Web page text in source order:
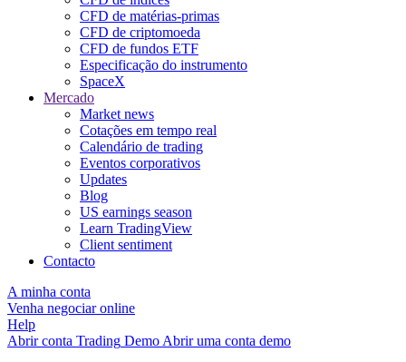
CFD de matérias-primas
CFD de criptomoeda
CFD de fundos ETF
Especificação do instrumento
SpaceX
Mercado
Market news
Cotações em tempo real
Calendário de trading
Eventos corporativos
Updates
Blog
US earnings season
Learn TradingView
Client sentiment
Contacto
A minha conta
Venha negociar online
Help
Abrir conta Trading Demo Abrir uma conta demo